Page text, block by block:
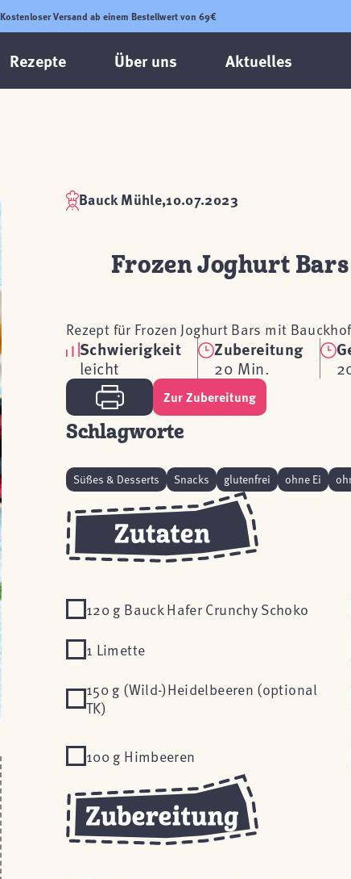
Kostenloser Versand ab einem Bestellwert von 69€
Rezepte Über uns Aktuelles
Bauck Mühle,10.07.2023
Frozen Joghurt
Rezept für Frozen Joghurt Bars mit
Schwierigkeit
leicht
Zubereitung
20 Min.
Zur Zubereitung
Schlagworte
Süßes & Desserts Snacks glutenfrei ohne Ei
120 g Bauck Hafer Crunchy Schoko
1 Limette
150 g (Wild-)Heidelbeeren (optional
TK)
100 g Himbeeren